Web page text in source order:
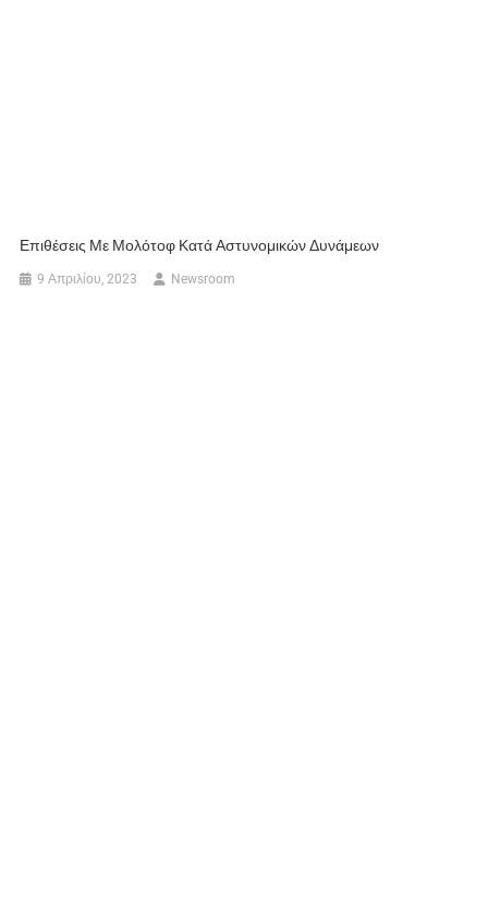
Επιθέσεις Με Μολότοφ Κατά Αστυνομικών Δυνάμεων
9 Απριλίου, 2023 Newsroom